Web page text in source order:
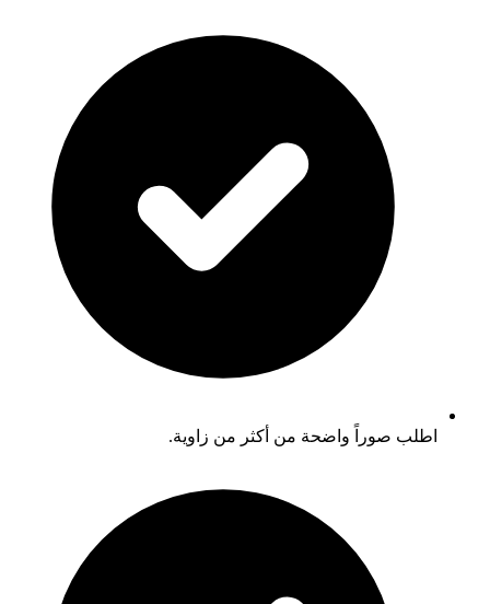
اطلب صوراً واضحة من أكثر من زاوية.